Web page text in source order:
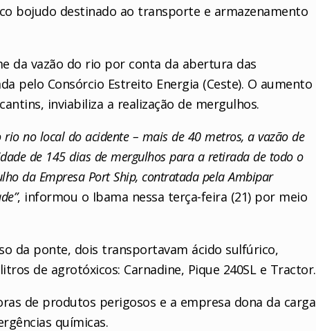
bojudo destinado ao transporte e armazenamento
da vazão do rio por conta da abertura das
pelo Consórcio Estreito Energia (Ceste). O aumento
inviabiliza a realização de mergulhos.
no local do acidente – mais de 40 metros, a vazão de
de 145 dias de mergulhos para a retirada de todo o
da Empresa Port Ship, contratada pela Ambipar
, informou o Ibama nessa terça-feira (21) por meio
da ponte, dois transportavam ácido sulfúrico,
de agrotóxicos: Carnadine, Pique 240SL e Tractor.
de produtos perigosos e a empresa dona da carga
químicas.